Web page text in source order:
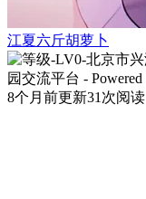
江夏六斤胡萝卜
8个月前更新31次阅读